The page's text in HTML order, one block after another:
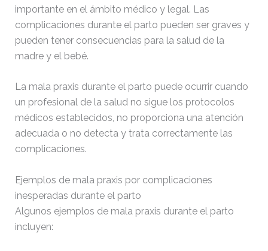
importante en el ámbito médico y legal. Las
complicaciones durante el parto pueden ser graves y
pueden tener consecuencias para la salud de la
madre y el bebé.
La mala praxis durante el parto puede ocurrir cuando
un profesional de la salud no sigue los protocolos
médicos establecidos, no proporciona una atención
adecuada o no detecta y trata correctamente las
complicaciones.
Ejemplos de mala praxis por complicaciones
inesperadas durante el parto
Algunos ejemplos de mala praxis durante el parto
incluyen: